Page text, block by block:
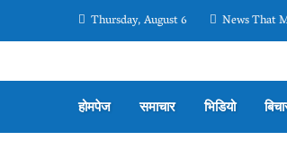
Thursday, August 6 News That
होमपेज समाचार भिडियो